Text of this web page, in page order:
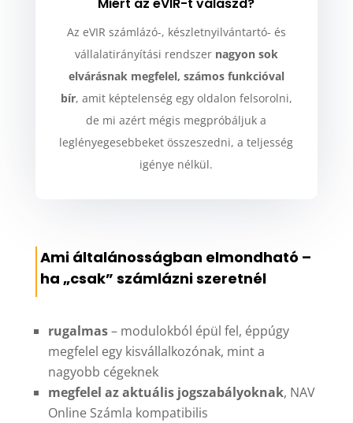
Az eVIR számlázó-, készletnyilvántartó- és
vállalatirányítási rendszer nagyon sok
elvárásnak megfelel, számos funkcióval
bír, amit képtelenség egy oldalon felsorolni,
de mi azért mégis megpróbáljuk a
leglényegesebbeket összeszedni, a teljesség
igénye nélkül.
Ami általánosságban elmondható –
ha „csak” számlázni szeretnél
rugalmas– modulokból épül fel, éppúgy
megfelel egy kisvállalkozónak, mint a
nagyobb cégeknek
megfelel az aktuális jogszabályoknak, NAV
Online Számla kompatibilis